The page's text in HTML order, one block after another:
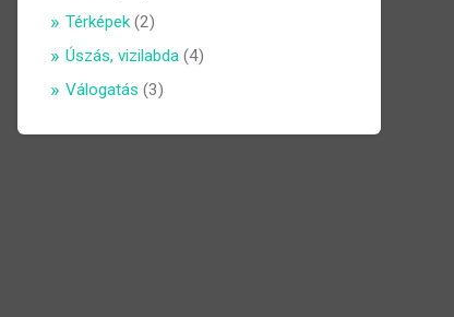
Térképek(2)
Úszás, vizilabda (4)
Válogatás (3)